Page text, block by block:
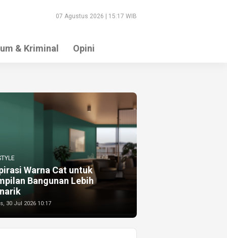
07 Agustus 2026 | 15:17 WIB
& Kriminal Opini
Warna Cat untuk
Bangunan Lebih
30 Jul 2026 10:17